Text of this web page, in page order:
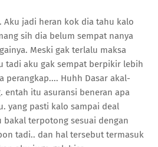
Aku jadi heran kok dia tahu kalo
sih dia belum sempat nanya
Meski gak terlalu maksa
tadi aku gak sempat berpikir lebih
perangkap.... Huhh Dasar akal-
entah itu asuransi beneran apa
yang pasti kalo sampai deal
terpotong sesuai dengan
tadi.. dan hal tersebut termasuk